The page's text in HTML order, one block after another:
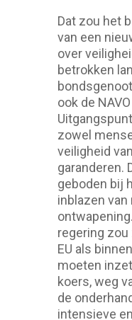
Dat zou het
van een
over
betrokken
ook de
zowel
veiligheid
garanderen.
geboden bij
inblazen van
regering
EU als
moeten
koers, weg
de
intensieve